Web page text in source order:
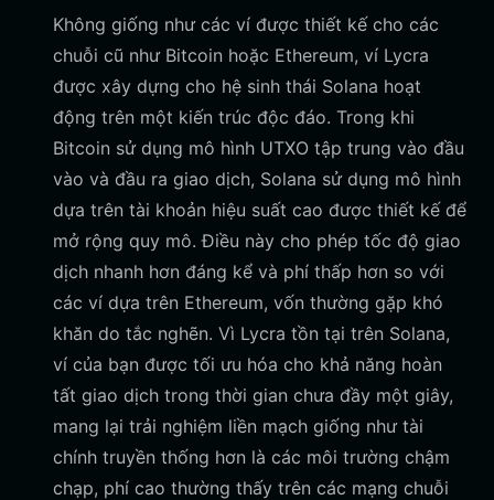
Không giống như các ví được thiết kế cho các
chuỗi cũ như Bitcoin hoặc Ethereum, ví Lycra
được xây dựng cho hệ sinh thái Solana hoạt
động trên một kiến trúc độc đáo. Trong khi
Bitcoin sử dụng mô hình UTXO tập trung vào đầu
vào và đầu ra giao dịch, Solana sử dụng mô hình
dựa trên tài khoản hiệu suất cao được thiết kế để
mở rộng quy mô. Điều này cho phép tốc độ giao
dịch nhanh hơn đáng kể và phí thấp hơn so với
các ví dựa trên Ethereum, vốn thường gặp khó
khăn do tắc nghẽn. Vì Lycra tồn tại trên Solana,
ví của bạn được tối ưu hóa cho khả năng hoàn
tất giao dịch trong thời gian chưa đầy một giây,
mang lại trải nghiệm liền mạch giống như tài
chính truyền thống hơn là các môi trường chậm
chạp, phí cao thường thấy trên các mạng chuỗi